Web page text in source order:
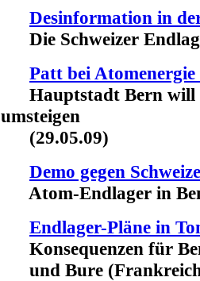
Desinformation in
Die Schweizer
Patt bei
Hauptstadt Bern will
umsteigen
(29.05.09)
Demo gegen
Atom-Endlager in
Endlager-Pläne in
Konsequenzen für
und Bure